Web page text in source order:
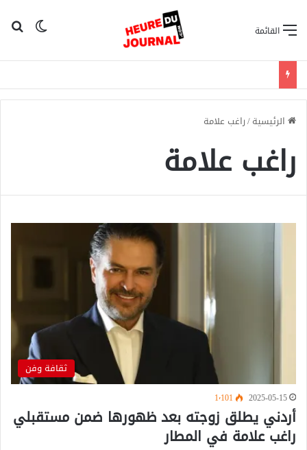
القائمة
الرئيسية/راغب علامة
راغب علامة
ثقافة وفن
2025-05-15 1٬101
أردني يطلق زوجته بعد ظهورها ضمن مستقبلي
راغب علامة في المطار